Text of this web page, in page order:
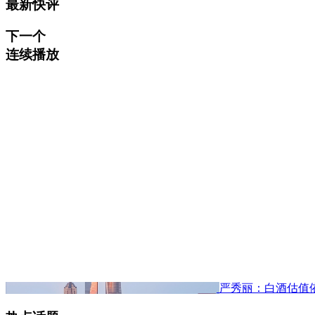
最新快评
下一个
连续播放
严秀丽：白酒估值